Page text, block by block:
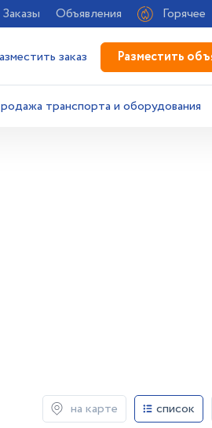
Заказы Объявления Горячее
заказ Разместить
транспорта и оборудования
на карте список